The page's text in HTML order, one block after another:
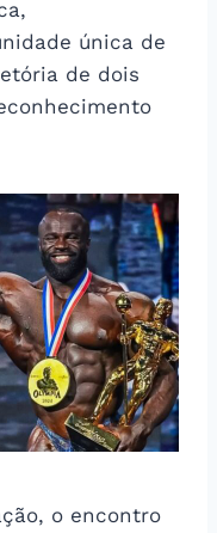
única de
de dois
o encontro